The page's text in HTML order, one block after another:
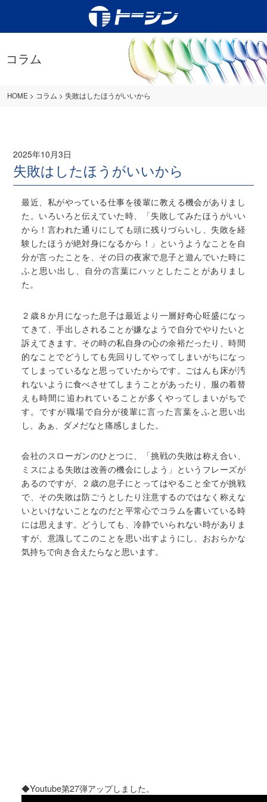
コラム
HOME > コラム > 失敗はしたほうがいいから
2025年10月3日
失敗はしたほうがいいから
最近、私がやっている仕事を後輩に教える機会がありまし
た。いろいろと伝えていた時、「失敗してみたほうがいい
から！言われた通りにしても頭に残りづらいし、失敗を経
験したほうが絶対身になるから！」というようなことを自
分が言ったことを、その日の夜家で息子と遊んでいた時に
ふと思い出し、自分の言葉にハッとしたことがありまし
た。
２歳８か月になった息子は最近より一層好奇心旺盛になっ
てきて、手出しされることが嫌なようで自分でやりたいと
訴えてきます。その時の私自身の心の余裕だったり、時間
的なことでどうしても先回りしてやってしまいがちになっ
てしまっているなと思っていたからです。ごはんも床が汚
れないように食べさせてしまうことがあったり、服の着替
えも時間に追われていることが多くやってしまいがちで
す。ですが職場で自分が後輩に言った言葉をふと思い出
し、あぁ、ダメだなと痛感しました。
会社のスローガンのひとつに、「挑戦の失敗は称え合い、
ミスによる失敗は改善の機会にしよう」というフレーズが
あるのですが、２歳の息子にとってはやること全てが挑戦
で、その失敗は防ごうとしたり注意するのではなく称えな
いといけないことなのだと平常心でコラムを書いている時
には思えます。どうしても、冷静でいられない時がありま
すが、意識してこのことを思い出すようにし、おおらかな
気持ちで向き合えたらなと思います。
◆Youtube第27弾アップしました。